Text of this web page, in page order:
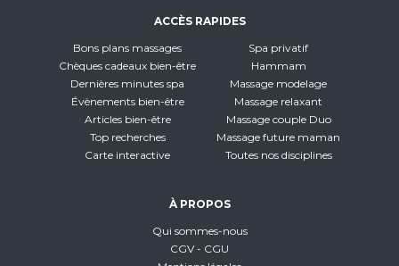
ACCÈS RAPIDES
Bons plans massages
Chèques cadeaux bien-être
Dernières minutes spa
Évènements bien-être
Articles bien-être
Top recherches
Carte interactive
Spa privatif
Hammam
Massage modelage
Massage relaxant
Massage couple Duo
Massage future maman
Toutes nos disciplines
À PROPOS
Qui sommes-nous
CGV - CGU